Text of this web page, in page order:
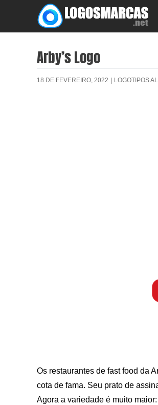
content
Arby’s Logo
18 DE FEVEREIRO, 2022 | LOGOTIPOS
Os restaurantes de fast food da
cota de fama. Seu prato de
Agora a variedade é muito